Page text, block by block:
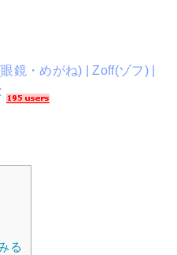
鏡・めがね) | Zoff(ゾフ) |
る